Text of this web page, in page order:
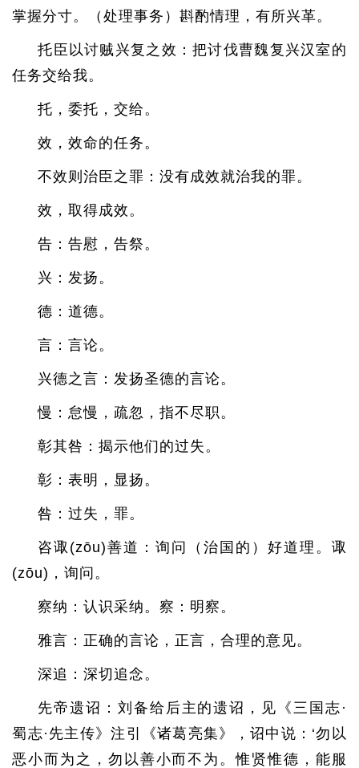
掌握分寸。（处理事务）斟酌情理，有所兴革。
托臣以讨贼兴复之效：把讨伐曹魏复兴汉室的
任务交给我。
托，委托，交给。
效，效命的任务。
不效则治臣之罪：没有成效就治我的罪。
效，取得成效。
告：告慰，告祭。
兴：发扬。
德：道德。
言：言论。
兴德之言：发扬圣德的言论。
慢：怠慢，疏忽，指不尽职。
彰其咎：揭示他们的过失。
彰：表明，显扬。
咎：过失，罪。
咨诹(zōu)善道：询问（治国的）好道理。诹
(zōu)，询问。
察纳：认识采纳。察：明察。
雅言：正确的言论，正言，合理的意见。
深追：深切追念。
先帝遗诏：刘备给后主的遗诏，见《三国志·
蜀志·先主传》注引《诸葛亮集》，诏中说：‘勿以
恶小而为之，勿以善小而不为。惟贤惟德，能服